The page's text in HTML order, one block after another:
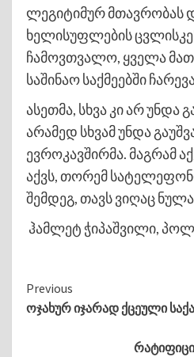
ლეგიტიმურ მთავრობას
ხელისუფლების
ჩამოვთვალო, ყველა
საშინაო საქმეებში
ასეთმა, სხვა კი არ უნდა
არამედ სხვამ უნდა
ევროკავშირმა. მაგრამ
აქვს, თორემ
შემდეგ, თავს ვიღაც
ჰამლეტ ჭიპაშვილი,
Continue
Reading
Previous
ოჯახურ იჯარად ქცეული